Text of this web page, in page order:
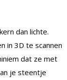
dan lichte.
in 3D te scannen
dat ze met
je steentje